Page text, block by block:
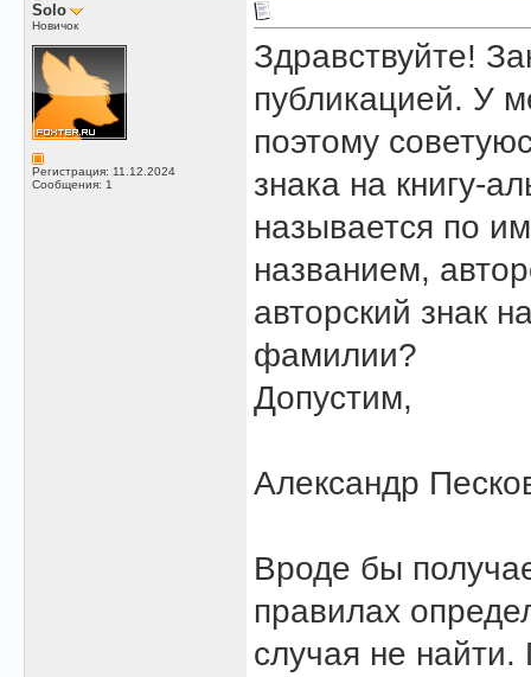
Solo
Новичок
Регистрация: 11.12.2024
Сообщения: 1
Здравствуйте!
публикацией. У
поэтому
знака на книгу-
называется по
названием,
авторский знак
фамилии?
Допустим,
Александр
Вроде бы
правилах
случая не найти.